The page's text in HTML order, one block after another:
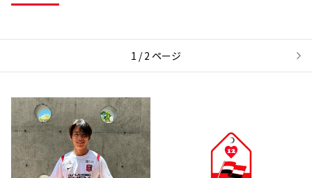
1 / 2 ページ 次